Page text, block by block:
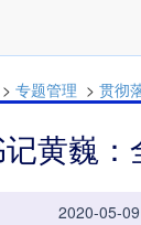
> 专题管理 > 贯彻
黄巍：
2020-05-